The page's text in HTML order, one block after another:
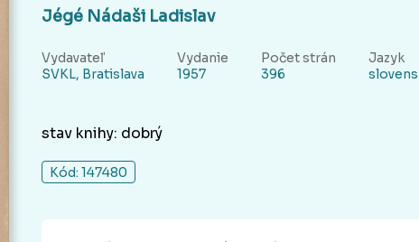
Jégé Nádaši Ladislav
Vydavateľ
SVKL, Bratislava
Vydanie
1957
Počet strán
396
Jazyk
stav knihy: dobrý
Kód: 147480